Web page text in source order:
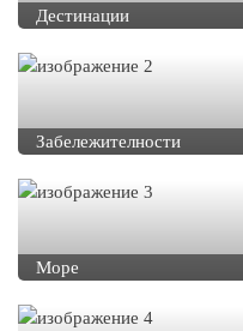
Дестинации
Забележителности
Море